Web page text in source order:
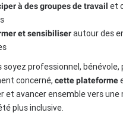
à des groupes de travail et
et sensibiliserautour des
soyez professionnel, bénévole,
concerné, cette plateforme
et avancer ensemble vers
plus inclusive.